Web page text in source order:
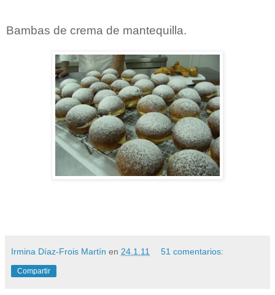
Bambas de crema de mantequilla.
Irmina Díaz-Frois Martín en 24.1.11 51 comentarios:
Compartir